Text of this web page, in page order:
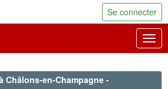
Se connecter
Châlons-en-Champagne -